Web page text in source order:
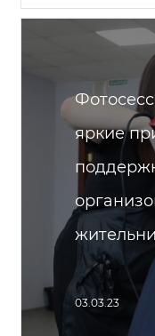
яркие
03.03.23